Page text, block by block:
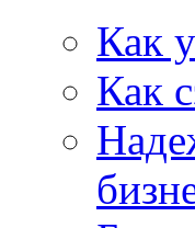
Как
Как